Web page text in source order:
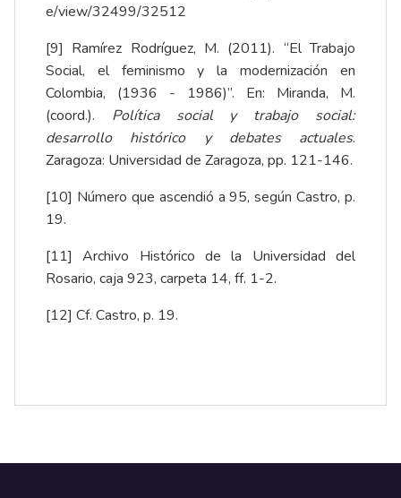
e/view/32499/32512
[9] Ramírez Rodríguez, M. (2011). “El Trabajo
Social, el feminismo y la modernización en
Colombia, (1936 - 1986)”. En: Miranda, M.
(coord.). Política social y trabajo social:
desarrollo histórico y debates actuales.
Zaragoza: Universidad de Zaragoza, pp. 121-146.
[10] Número que ascendió a 95, según Castro, p.
19.
[11] Archivo Histórico de la Universidad del
Rosario, caja 923, carpeta 14, ff. 1-2.
[12] Cf. Castro, p. 19.